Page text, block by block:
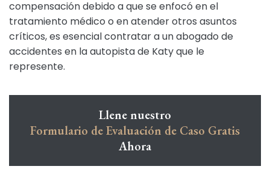
compensación debido a que se enfocó en el
tratamiento médico o en atender otros asuntos
críticos, es esencial contratar a un abogado de
accidentes en la autopista de Katy que le
represente.
Llene nuestro
Formulario de Evaluación de Caso Gratis
Ahora